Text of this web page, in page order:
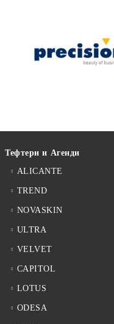
Тефтери и Агенди
ALICANTE
TREND
NOVASKIN
ULTRA
VELVET
CAPITOL
LOTUS
ODESA